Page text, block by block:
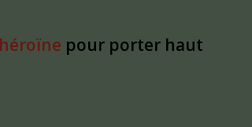
pour porter haut